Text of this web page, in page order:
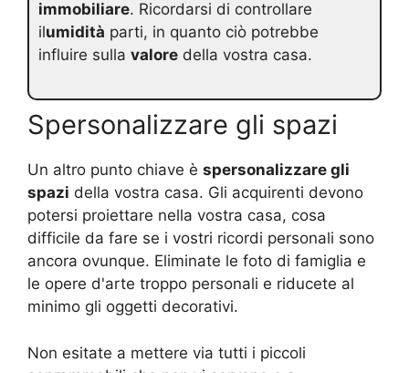
immobiliare. Ricordarsi di controllare
ilumidità parti, in quanto ciò potrebbe
influire sulla valore della vostra casa.
Spersonalizzare gli spazi
Un altro punto chiave è spersonalizzare gli
spazi della vostra casa. Gli acquirenti devono
potersi proiettare nella vostra casa, cosa
difficile da fare se i vostri ricordi personali sono
ancora ovunque. Eliminate le foto di famiglia e
le opere d'arte troppo personali e riducete al
minimo gli oggetti decorativi.
Non esitate a mettere via tutti i piccoli